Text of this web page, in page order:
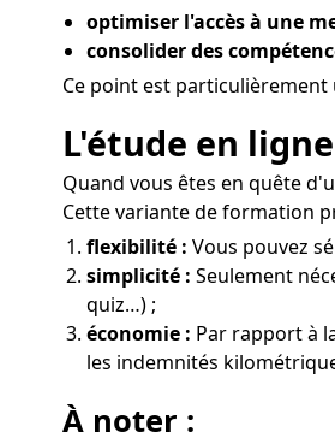
optimiser l'accès à une
consolider des
Ce point est
L'étude en
Quand vous êtes en quête
Cette variante de formation
flexibilité : Vous pouvez
simplicité : Seulement
quiz…) ;
économie : Par rapport à
les indemnités
À noter :